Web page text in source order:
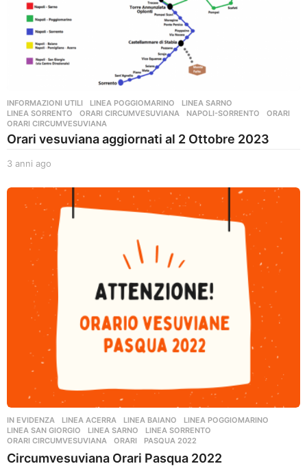
INFORMAZIONI UTILI ,LINEA POGGIOMARINO ,LINEA SARNO
LINEA SORRENTO
,ORARI CIRCUMVESUVIANA NAPOLI-SORRENTO ,ORARI
ORARI CIRCUMVESUVIANA
Orari vesuviana aggiornati al 2 Ottobre 2023
3 anni ago
n
i
a
o
IN EVIDENZA ,LINEA ACERRA ,LINEA BAIANO ,LINEA POGGIOMARINO
LINEA SAN GIORGIO
,LINEA SARNO ,LINEA SORRENTO
ORARI CIRCUMVESUVIANA
ORARI ,PASQUA 2022
Circumvesuviana Orari Pasqua 2022